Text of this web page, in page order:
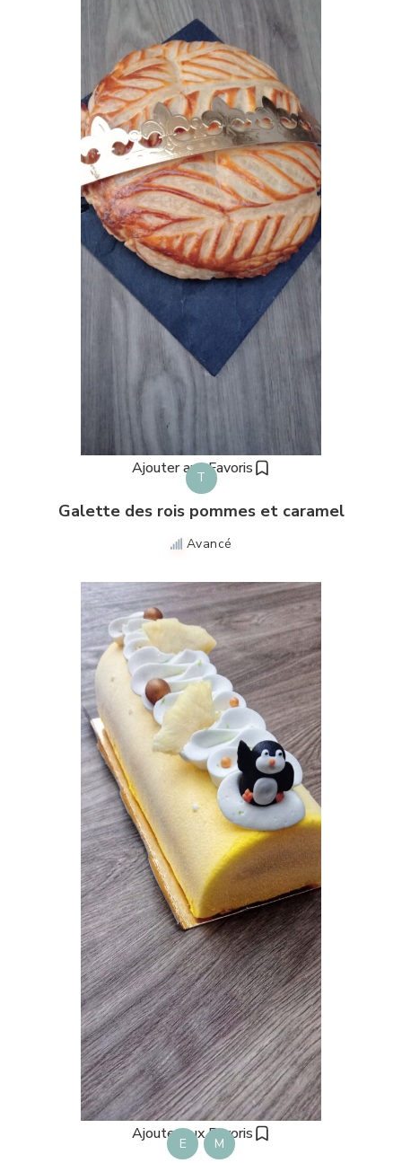
Ajouter aux Favoris
T
Galette des rois pommes et caramel
Avancé
Ajouter aux Favoris
E M